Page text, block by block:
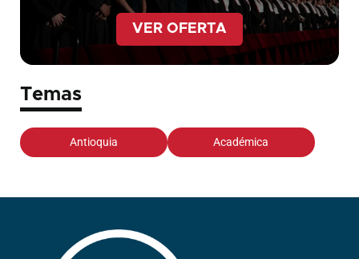
VER OFERTA
Temas
Antioquia Académica